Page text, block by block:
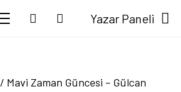
Yazar Paneli
/ Mavi Zaman Güncesi – Gülcan